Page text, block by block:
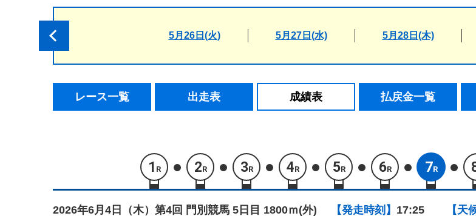
5月26日(火) 5月27日(水) 5月28日(木)
レース一覧 出走表 成績表 払戻金一覧
1 R 2R 3R 4R 5R 6R 7R
2026年6月4日（木） 第4回 門別競馬 5日目 1800ｍ(外) 【発走時刻】 17:25 【天